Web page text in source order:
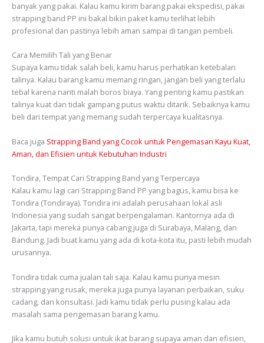
banyak yang pakai. Kalau kamu kirim barang pakai ekspedisi, pakai
strapping band PP ini bakal bikin paket kamu terlihat lebih
profesional dan pastinya lebih aman sampai di tangan pembeli.
Cara Memilih Tali yang Benar
Supaya kamu tidak salah beli, kamu harus perhatikan ketebalan
talinya. Kalau barang kamu memang ringan, jangan beli yang terlalu
tebal karena nanti malah boros biaya. Yang penting kamu pastikan
talinya kuat dan tidak gampang putus waktu ditarik. Sebaiknya kamu
beli dari tempat yang memang sudah terpercaya kualitasnya.
Baca juga Strapping Band yang Cocok untuk Pengemasan Kayu Kuat,
Aman, dan Efisien untuk Kebutuhan Industri
Tondira, Tempat Cari Strapping Band yang Terpercaya
Kalau kamu lagi cari Strapping Band PP yang bagus, kamu bisa ke
Tondira (Tondiraya). Tondira ini adalah perusahaan lokal asli
Indonesia yang sudah sangat berpengalaman. Kantornya ada di
Jakarta, tapi mereka punya cabang juga di Surabaya, Malang, dan
Bandung. Jadi buat kamu yang ada di kota-kota itu, pasti lebih mudah
urusannya.
Tondira tidak cuma jualan tali saja. Kalau kamu punya mesin
strapping yang rusak, mereka juga punya layanan perbaikan, suku
cadang, dan konsultasi. Jadi kamu tidak perlu pusing kalau ada
masalah sama pengemasan barang kamu.
Jika kamu butuh solusi untuk ikat barang supaya aman dan efisien,